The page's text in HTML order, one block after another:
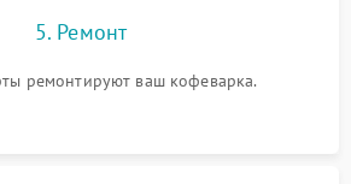
5. Ремонт
ремонтируют ваш кофеварка.